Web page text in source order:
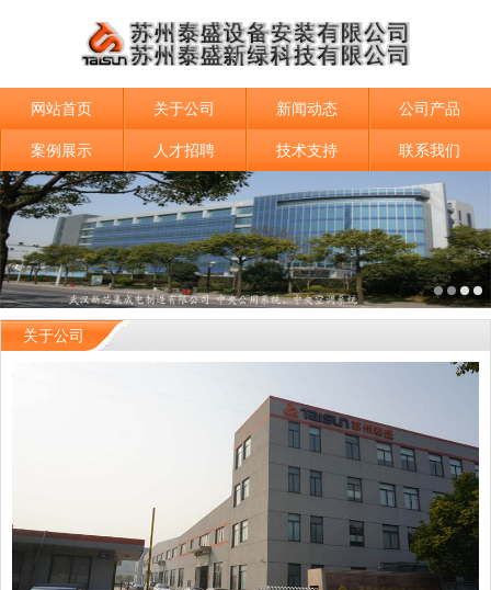
网站首页 关于公司 新闻动态 公司产品
案例展示 人才招聘 技术支持 联系我们
关于公司